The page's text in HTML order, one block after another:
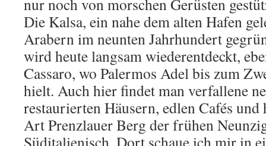
nur noch von morschen Gerüsten
Die Kalsa, ein nahe dem alten Hafen
Arabern im neunten Jahrhundert
wird heute langsam wiederentdeckt,
Cassaro, wo Palermos Adel bis zum
hielt. Auch hier findet man verfallene
restaurierten Häusern, edlen Cafés
Art Prenzlauer Berg der frühen
Süditalienisch. Dort schaue ich mir in